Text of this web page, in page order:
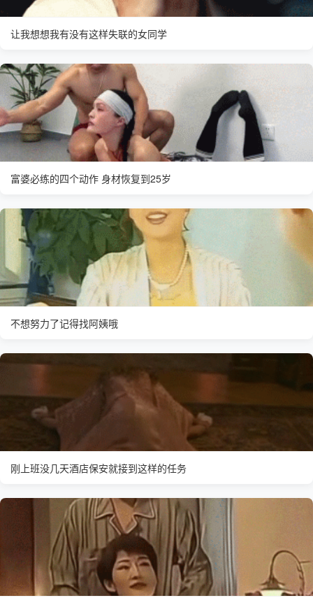
让我想想我有没有这样失联的女同学
富婆必练的四个动作 身材恢复到25岁
不想努力了记得找阿姨哦
刚上班没几天酒店保安就接到这样的任务